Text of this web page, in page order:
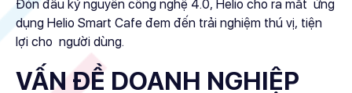
Đón đầu kỷ nguyên công nghệ 4.0, Helio cho ra mắt ứng
dụng Helio Smart Cafe đem đến trải nghiệm thú vị, tiện
lợi cho người dùng.
VẤN ĐỀ DOANH NGHIỆP